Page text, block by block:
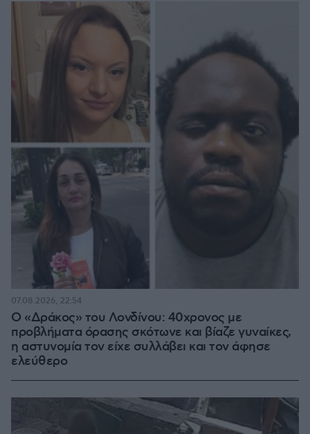
Ο «Δράκος» του Λονδίνου: 40χρονος με
προβλήματα όρασης σκότωνε και βίαζε γυναίκες,
η αστυνομία τον είχε συλλάβει και τον άφησε
ελεύθερο
07.08.2026, 22:54